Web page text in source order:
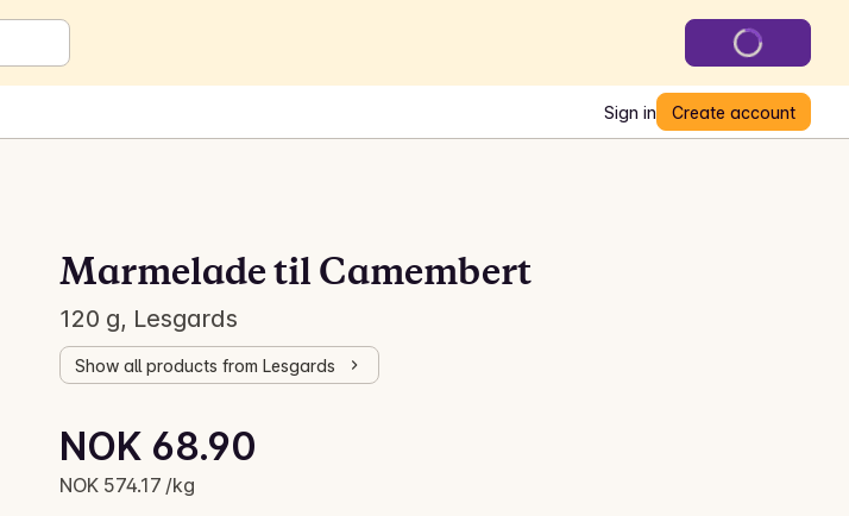
Sign in Create account
Marmelade til Camembert
120 g, Lesgards
Show all products from Lesgards
Current price is: NOK 68.90
NOK 68.90
NOK 574.17 /kg
Unit price: NOK 574.17 /kg